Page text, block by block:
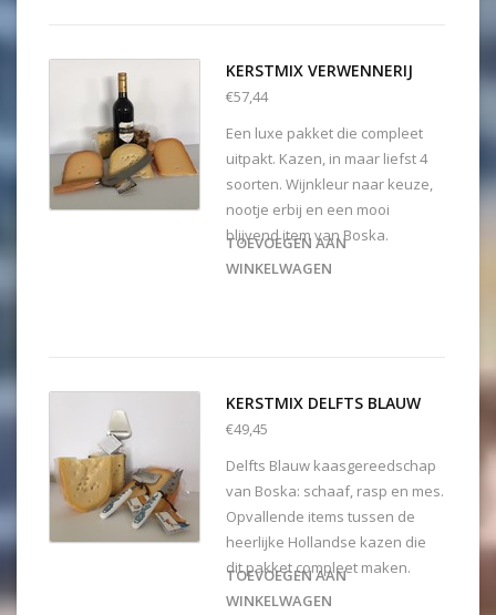
KERSTMIX VERWENNERIJ
TOEVOEGEN AAN
WINKELWAGEN
€57,44
Een luxe pakket die compleet
uitpakt. Kazen, in maar liefst 4
soorten. Wijnkleur naar keuze,
nootje erbij en een mooi
blijvend item van Boska.
KERSTMIX DELFTS BLAUW
TOEVOEGEN AAN
WINKELWAGEN
€49,45
Delfts Blauw kaasgereedschap
van Boska: schaaf, rasp en mes.
Opvallende items tussen de
heerlijke Hollandse kazen die
dit pakket compleet maken.